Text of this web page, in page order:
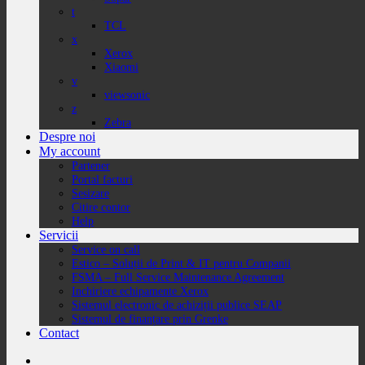
t
TCL
x
Xerox
Xiaomi
v
viewsonic
z
Zebra
Despre noi
My account
Partener
Portal facturi
Sesizare
Citire contor
Help
Servicii
Service on call
Estico – Soluții de Print & IT pentru Companii
FSMA – Full Service Maintenance Agreement
Inchiriere echipamente Xerox
Sistemul electronic de achiziții publice SEAP
Sistemul de finanțare prin Grenke
Contact